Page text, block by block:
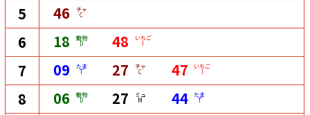
5 46 チャ
C
6 18 動物
D 48 いちご
I
7 09 たま
T 27 チャ
C 47 いちご
I
8 06 動物
D 27 ミュ
M 44 たま
T